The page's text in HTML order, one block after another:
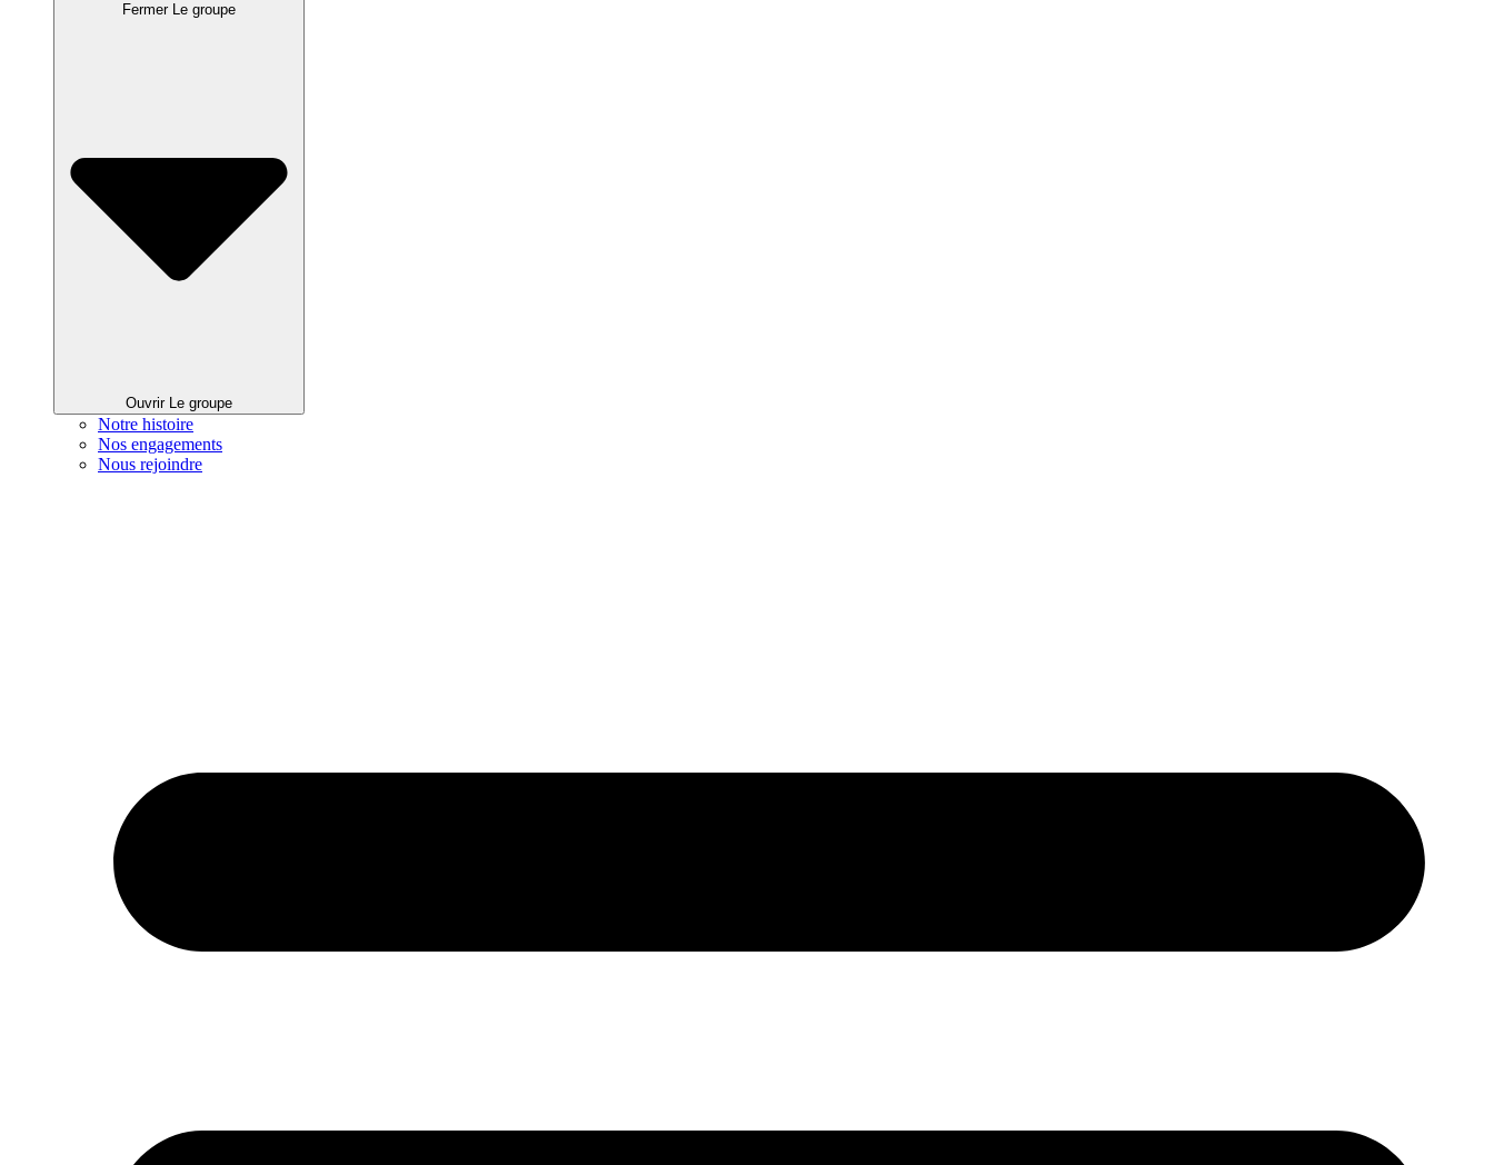
Fermer Le groupe
Ouvrir Le groupe
Notre histoire
Nos engagements
Nous rejoindre